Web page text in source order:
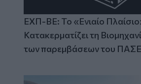
ΕΧΠ-ΒΕ: Το «Ενιαίο
Κατακερματίζει τη
των παρεμβάσεων του